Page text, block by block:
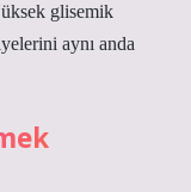
glisemik
aynı anda